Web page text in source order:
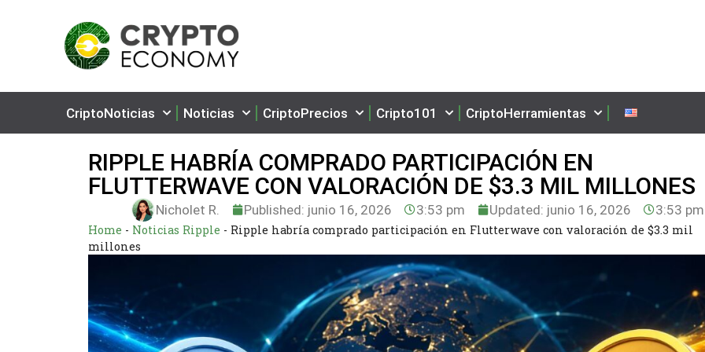
CriptoNoticias Noticias CriptoPrecios Cripto101 CriptoHerramientas
RIPPLE HABRÍA COMPRADO PARTICIPACIÓN EN
FLUTTERWAVE CON VALORACIÓN DE $3.3 MIL MILLONES
Nicholet R. Published: junio 16, 2026 3:53 pm Updated: junio 16, 2026 3:53 pm
Home - Noticias Ripple - Ripple habría comprado participación en Flutterwave con valoración de $3.3 mil
millones